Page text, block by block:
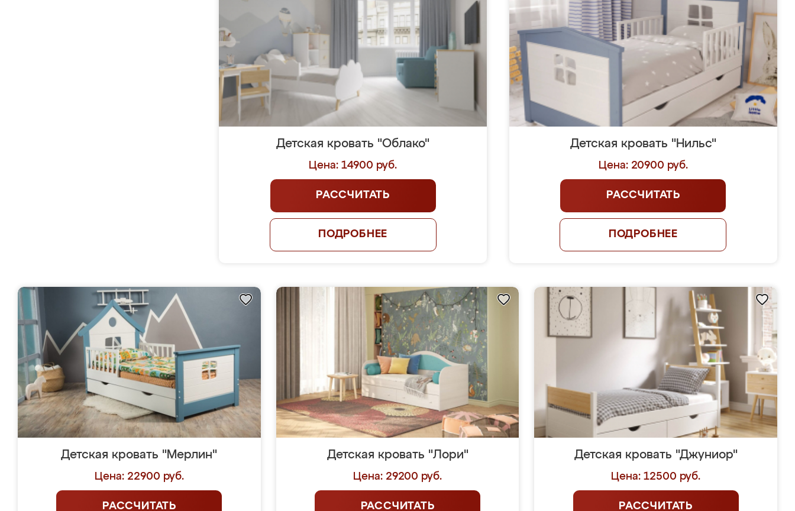
Детская кровать "Облако"
Цена: 14900 руб.
РАССЧИТАТЬ
ПОДРОБНЕЕ
Детская кровать "Нильс"
Цена: 20900 руб.
РАССЧИТАТЬ
ПОДРОБНЕЕ
Детская кровать "Мерлин"
Цена: 22900 руб.
РАССЧИТАТЬ
Детская кровать "Лори"
Цена: 29200 руб.
РАССЧИТАТЬ
Детская кровать "Джуниор"
Цена: 12500 руб.
РАССЧИТАТЬ